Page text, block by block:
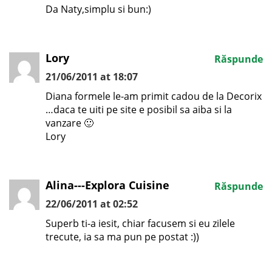
Da Naty,simplu si bun:)
Lory
21/06/2011 at 18:07
Diana formele le-am primit cadou de la Decorix
…daca te uiti pe site e posibil sa aiba si la
vanzare 🙂
Lory
Răspunde
Alina---Explora Cuisine
22/06/2011 at 02:52
Superb ti-a iesit, chiar facusem si eu zilele
trecute, ia sa ma pun pe postat :))
Răspunde